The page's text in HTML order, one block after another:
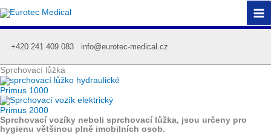
na
+420 241 409 083 info@eurotec-medical.cz
Sprchovací lůžka
Primus 1000
Primus 2000
Sprchovací vozíky neboli sprchovací lůžka, jsou určeny pro
hygienu většinou plně imobilních osob.